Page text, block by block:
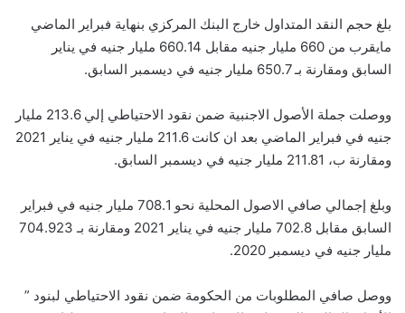
بلغ حجم النقد المتداول خارج البنك المركزي بنهاية فبراير الماضي
مايقرب من 660 مليار جنيه مقابل 660.14 مليار جنيه في يناير
السابق ومقارنة بـ 650.7 مليار جنيه في ديسمبر السابق.
ووصلت جملة الأصول الاجنبية ضمن نقود الاحتياطي إلي 213.6 مليار
جنيه في فبراير الماضي بعد ان كانت 211.6 مليار جنيه في يناير 2021
ومقارنة ب، 211.81 مليار جنيه في ديسمبر السابق.
وبلغ إجمالي صافي الاصول المحلية نحو 708.1 مليار جنيه في فبراير
السابق مقابل 702.8 مليار جنيه في يناير 2021 ومقارنة بـ 704.923
مليار جنيه في ديسمبر 2020.
ووصل صافي المطلوبات من الحكومة ضمن نقود الاحتياطي لبنود ”